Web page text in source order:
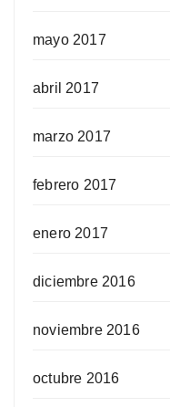
mayo 2017
abril 2017
marzo 2017
febrero 2017
enero 2017
diciembre 2016
noviembre 2016
octubre 2016